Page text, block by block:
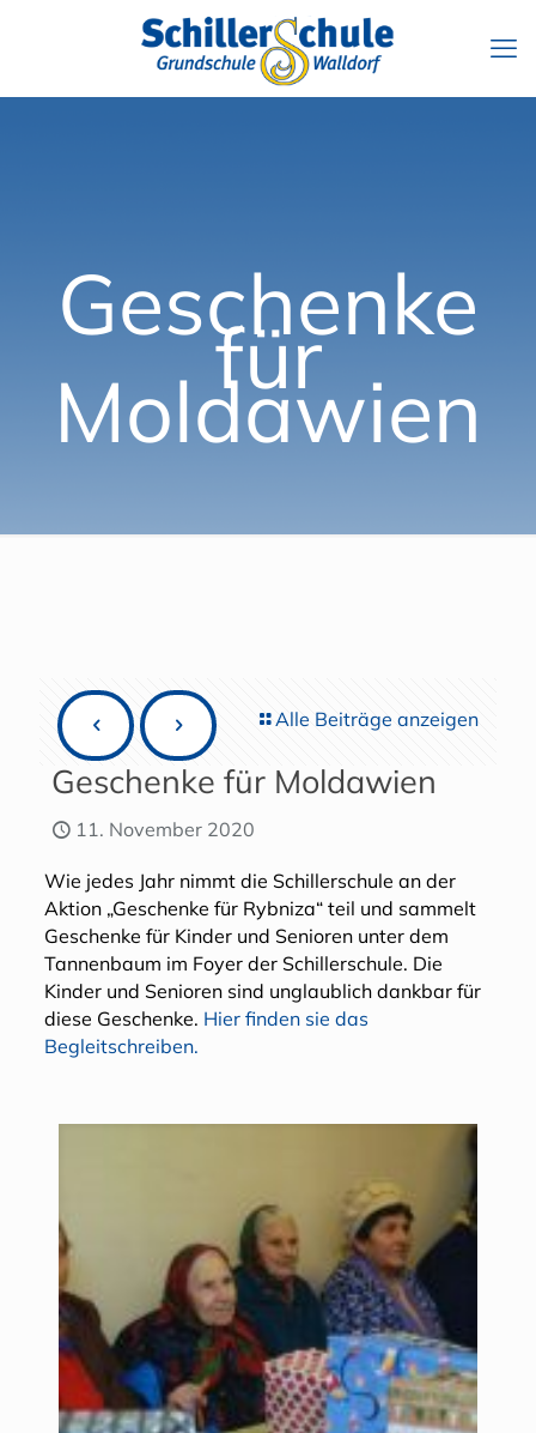
Geschenke
für
Moldawien
Alle Beiträge anzeigen
Geschenke für Moldawien
11. November 2020
Wie jedes Jahr nimmt die Schillerschule an der
Aktion „Geschenke für Rybniza“ teil und sammelt
Geschenke für Kinder und Senioren unter dem
Tannenbaum im Foyer der Schillerschule. Die
Kinder und Senioren sind unglaublich dankbar für
diese Geschenke. Hier finden sie das
Begleitschreiben.